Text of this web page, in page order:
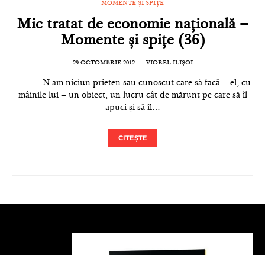
MOMENTE ȘI SPIȚE
Mic tratat de economie națională –
Momente și spițe (36)
29 OCTOMBRIE 2012 VIOREL ILIȘOI
N-am niciun prieten sau cunoscut care să facă – el, cu
mâinile lui – un obiect, un lucru cât de mărunt pe care să îl
apuci și să îl…
CITEȘTE